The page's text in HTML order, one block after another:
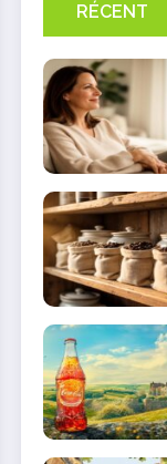
RÉCENT